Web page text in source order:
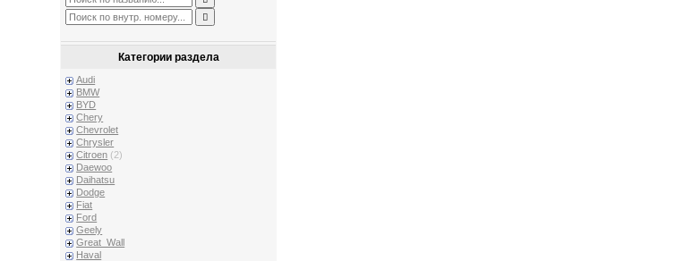
Категории раздела
Audi
BMW
BYD
Chery
Chevrolet
Chrysler
Citroen (2)
Daewoo
Daihatsu
Dodge
Fiat
Ford
Geely
Great_Wall
Haval